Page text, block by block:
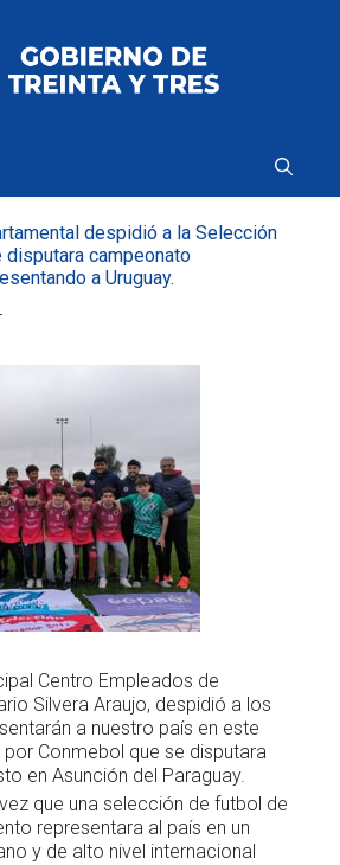
herramientas
despidió a la Selección
campeonato
a Uruguay.
Centro Empleados de
Silvera Araujo, despidió a los
a nuestro país en este
Conmebol que se disputara
en Asunción del Paraguay.
que una selección de futbol de
representara al país en un
y de alto nivel internacional